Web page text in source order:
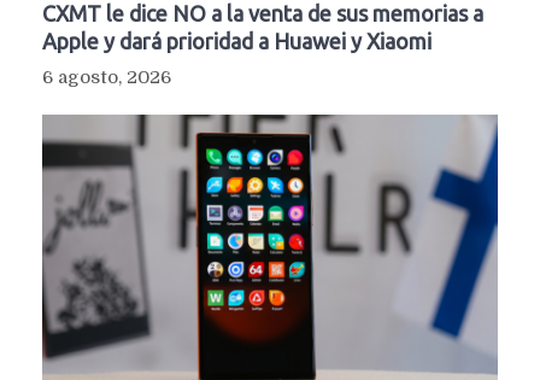
CXMT le dice NO a la venta de sus memorias a
Apple y dará prioridad a Huawei y Xiaomi
6 agosto, 2026